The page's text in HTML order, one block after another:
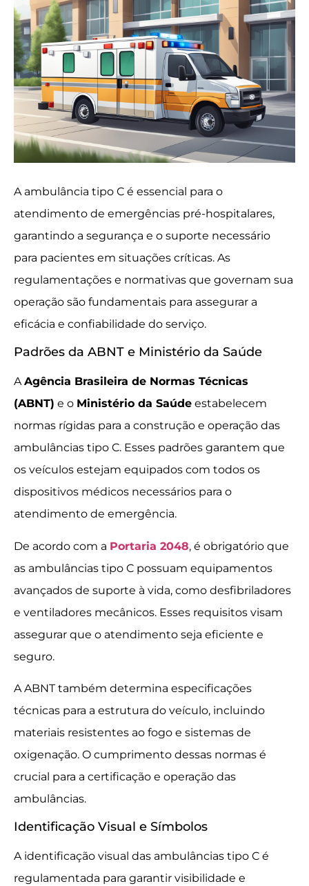
A ambulância tipo C é essencial para o
atendimento de emergências pré-hospitalares,
garantindo a segurança e o suporte necessário
para pacientes em situações críticas. As
regulamentações e normativas que governam sua
operação são fundamentais para assegurar a
eficácia e confiabilidade do serviço.
Padrões da ABNT e Ministério da Saúde
AAgência Brasileira de Normas Técnicas
(ABNT) e o Ministério da Saúde estabelecem
normas rígidas para a construção e operação das
ambulâncias tipo C. Esses padrões garantem que
os veículos estejam equipados com todos os
dispositivos médicos necessários para o
atendimento de emergência.
De acordo com a Portaria 2048, é obrigatório que
as ambulâncias tipo C possuam equipamentos
avançados de suporte à vida, como desfibriladores
e ventiladores mecânicos. Esses requisitos visam
assegurar que o atendimento seja eficiente e
seguro.
A ABNT também determina especificações
técnicas para a estrutura do veículo, incluindo
materiais resistentes ao fogo e sistemas de
oxigenação. O cumprimento dessas normas é
crucial para a certificação e operação das
ambulâncias.
Identificação Visual e Símbolos
A identificação visual das ambulâncias tipo C é
regulamentada para garantir visibilidade e